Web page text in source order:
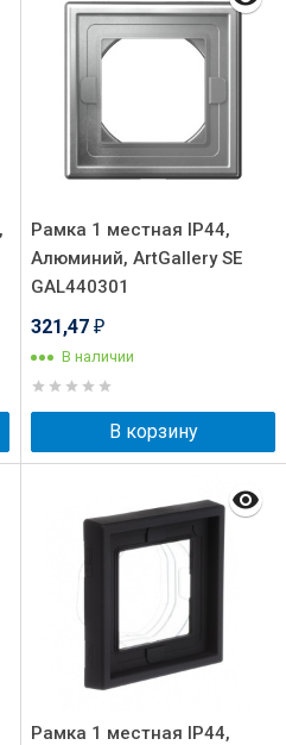
Рамка 1 местная IP44,
Алюминий, ArtGallery SE
GAL440301
321,47 ₽
В наличии
В корзину
Рамка 1 местная IP44,